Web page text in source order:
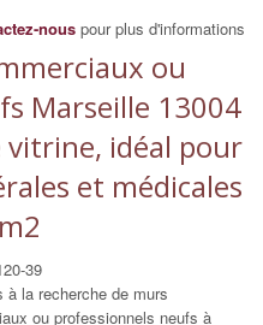
nous pour plus d'informations
ou
Marseille 13004
idéal pour
et médicales
39
à la recherche de murs
ou professionnels neufs à